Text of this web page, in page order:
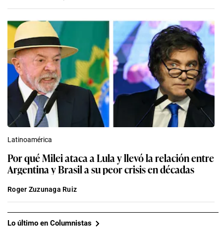
Latinoamérica
Por qué Milei ataca a Lula y llevó la relación entre
Argentina y Brasil a su peor crisis en décadas
Roger Zuzunaga Ruiz
Lo último en Columnistas